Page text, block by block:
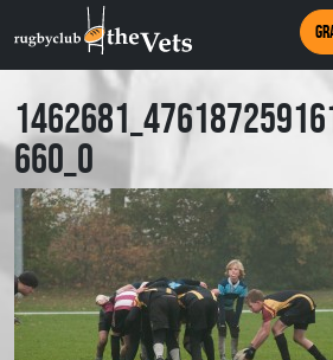
660_o